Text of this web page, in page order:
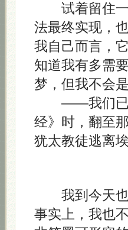
试着留住一
法最终实现，
我自己而言，
知道我有多需
梦，但我不会
——我们已经
经》时，翻至
犹太教徒逃离
[2]、
我到今天也
事实上，我也